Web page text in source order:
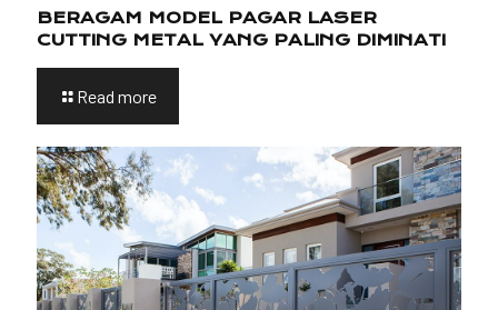
BERAGAM MODEL PAGAR LASER
CUTTING METAL YANG PALING DIMINATI
Read more